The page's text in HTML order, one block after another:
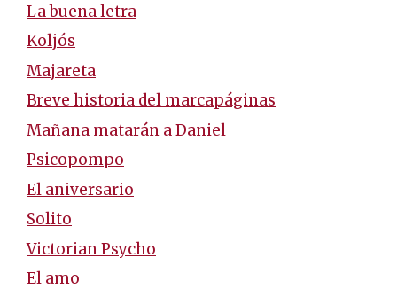
La buena letra
Koljós
Majareta
Breve historia del marcapáginas
Mañana matarán a Daniel
Psicopompo
El aniversario
Solito
Victorian Psycho
El amo